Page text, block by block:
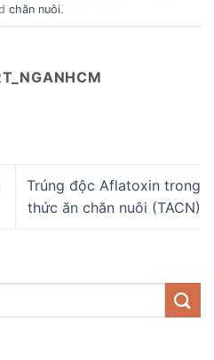
chăn nuôi.
Trúng độc Aflatoxin trong
thức ăn chăn nuôi (TACN)